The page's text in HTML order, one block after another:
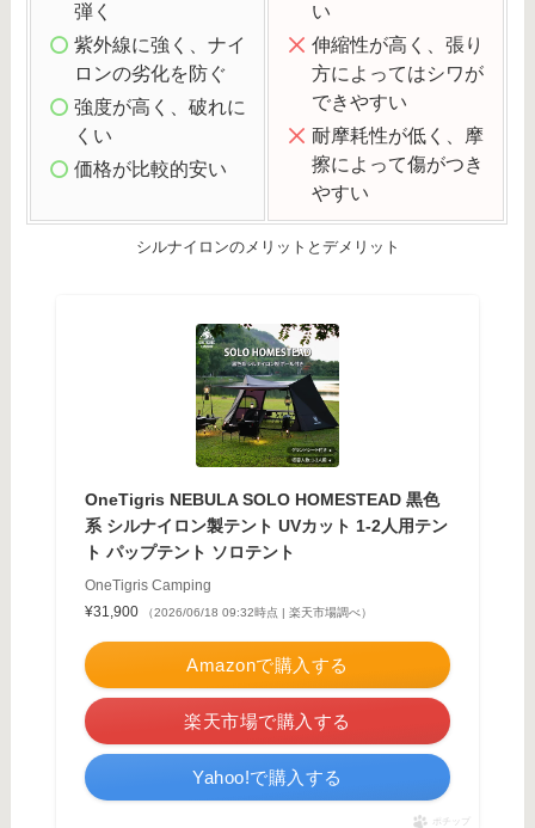
弾く
紫外線に強く、ナイ
ロンの劣化を防ぐ
強度が高く、破れに
くい
価格が比較的安い
い
伸縮性が高く、張り
方によってはシワが
できやすい
耐摩耗性が低く、摩
擦によって傷がつき
やすい
シルナイロンのメリットとデメリット
OneTigris NEBULA SOLO HOMESTEAD 黒色
系 シルナイロン製テント UVカット 1-2人用テン
ト パップテント ソロテント
OneTigris Camping
¥31,900
（2026/06/18 09:32時点 | 楽天市場調べ）
Amazonで購入する
楽天市場で購入する
Yahoo!で購入する
ポチップ